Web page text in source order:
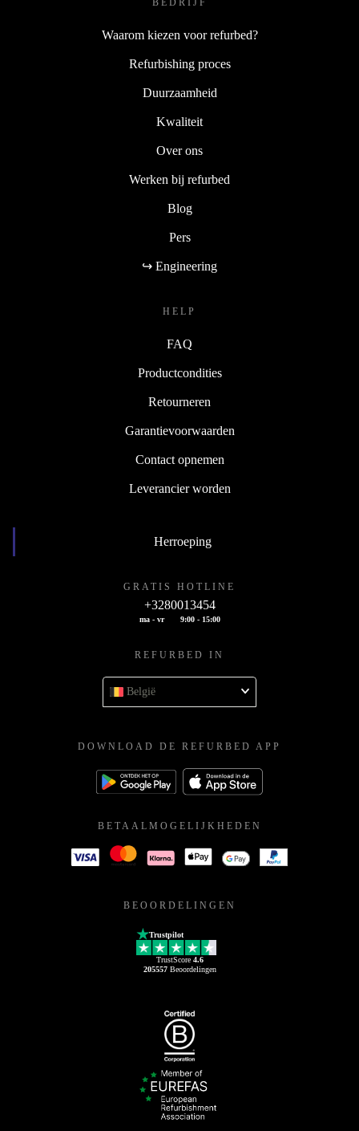
BEDRIJF
Waarom kiezen voor refurbed?
Refurbishing proces
Duurzaamheid
Kwaliteit
Over ons
Werken bij refurbed
Blog
Pers
↪ Engineering
HELP
FAQ
Productcondities
Retourneren
Garantievoorwaarden
Contact opnemen
Leverancier worden
Herroeping
GRATIS HOTLINE
+3280013454
ma - vr 9:00 - 15:00
REFURBED IN
België
DOWNLOAD DE REFURBED APP
BETAALMOGELIJKHEDEN
BEOORDELINGEN
Trustpilot
TrustScore 4.6
205557Beoordelingen